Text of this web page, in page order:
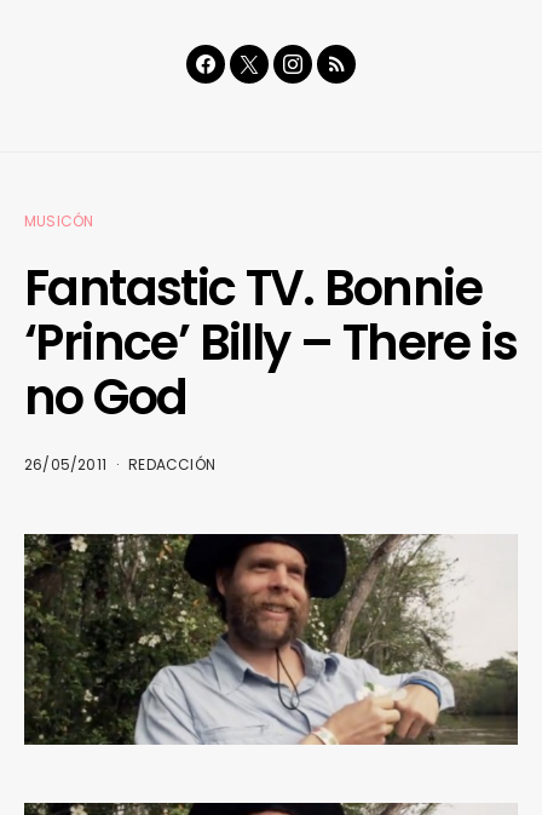
MUSICÓN
Fantastic TV. Bonnie
‘Prince’ Billy – There is
no God
26/05/2011 REDACCIÓN